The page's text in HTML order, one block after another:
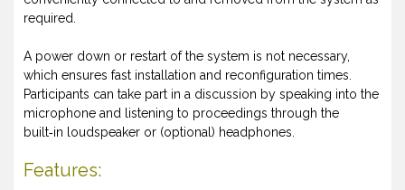
required.
A power down or restart of the system is not necessary,
which ensures fast installation and reconfiguration times.
Participants can take part in a discussion by speaking into the
microphone and listening to proceedings through the
built‑in loudspeaker or (optional) headphones.
Features: